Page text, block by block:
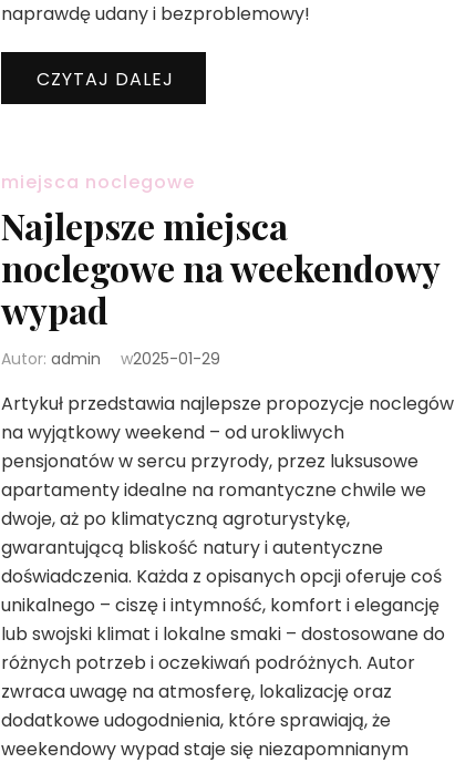
naprawdę udany i bezproblemowy!
CZYTAJ DALEJ
miejsca noclegowe
Najlepsze miejsca
noclegowe na weekendowy
wypad
Autor: admin w2025-01-29
Artykuł przedstawia najlepsze propozycje noclegów
na wyjątkowy weekend – od urokliwych
pensjonatów w sercu przyrody, przez luksusowe
apartamenty idealne na romantyczne chwile we
dwoje, aż po klimatyczną agroturystykę,
gwarantującą bliskość natury i autentyczne
doświadczenia. Każda z opisanych opcji oferuje coś
unikalnego – ciszę i intymność, komfort i elegancję
lub swojski klimat i lokalne smaki – dostosowane do
różnych potrzeb i oczekiwań podróżnych. Autor
zwraca uwagę na atmosferę, lokalizację oraz
dodatkowe udogodnienia, które sprawiają, że
weekendowy wypad staje się niezapomnianym